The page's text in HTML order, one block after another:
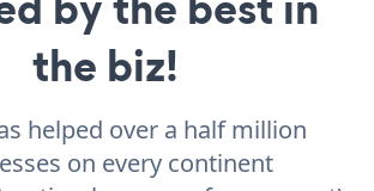
the biz!
helped over a half million
on every continent